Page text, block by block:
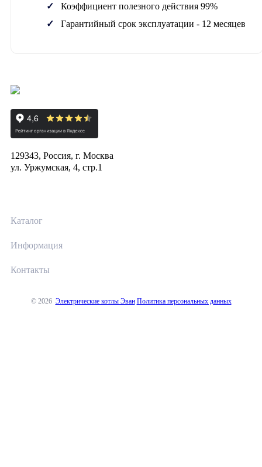
Коэффициент полезного действия 99%
Гарантийный срок эксплуатации - 12 месяцев
129343, Россия, г. Москва
ул. Уржумская, 4, стр.1
Каталог
Информация
Контакты
© 2026 Электрические котлы Эван Политика персональных данных